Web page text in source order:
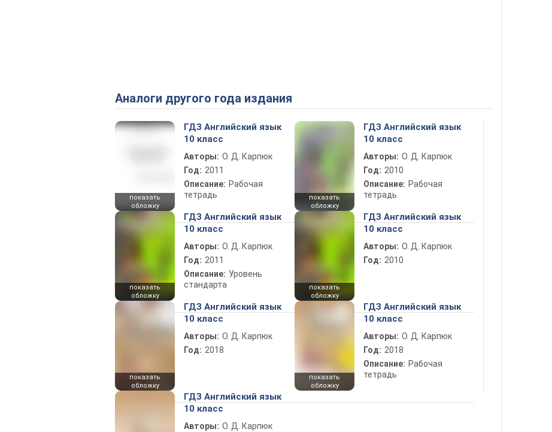
Аналоги другого года издания
показать
обложку
ГДЗ Английский язык
10 класс
Авторы: О. Д. Карпюк
Год: 2011
Описание: Рабочая
тетрадь
показать
обложку
ГДЗ Английский язык
10 класс
Авторы: О. Д. Карпюк
Год: 2010
Описание: Рабочая
тетрадь
показать
обложку
ГДЗ Английский язык
10 класс
Авторы: О. Д. Карпюк
Год: 2011
Описание: Уровень
стандарта
показать
обложку
ГДЗ Английский язык
10 класс
Авторы: О. Д. Карпюк
Год: 2010
показать
обложку
ГДЗ Английский язык
10 класс
Авторы: О. Д. Карпюк
Год: 2018
показать
обложку
ГДЗ Английский язык
10 класс
Авторы: О. Д. Карпюк
Год: 2018
Описание: Рабочая
тетрадь
ГДЗ Английский язык
10 класс
Авторы: О. Д. Карпюк